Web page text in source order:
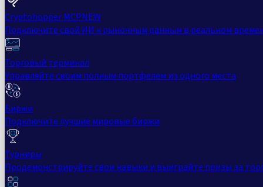
Cryptohopper MCPNEW
Подключите свой ИИ к рыночным данным в реальном
Торговый терминал
Управляйте своим полным портфелем из одного места
Биржи
Подключите лучшие мировые биржи
Турниры
Продемонстрируйте свои навыки и выиграйте призы за